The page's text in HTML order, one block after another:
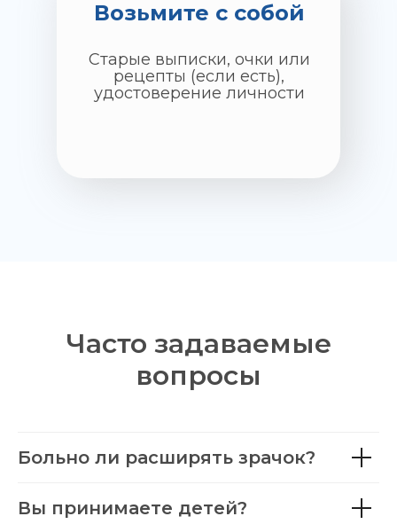
Возьмите с собой
Старые выписки, очки или
рецепты (если есть),
удостоверение личности
Часто задаваемые
вопросы
Больно ли расширять зрачок?
Вы принимаете детей?